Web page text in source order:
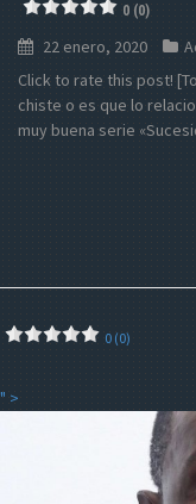
0 (0)
22 enero, 2020
Click to rate this post!
chiste o es que lo
muy buena serie
0 (0)
" >